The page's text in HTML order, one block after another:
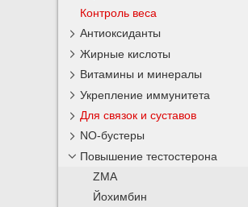
Контроль веса
Антиоксиданты
Жирные кислоты
Витамины и минералы
Укрепление иммунитета
Для связок и суставов
NO-бустеры
Повышение тестостерона
ZMA
Йохимбин